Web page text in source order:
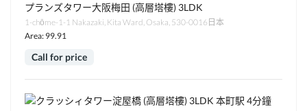
プランズタワー大阪梅田 (高層塔樓) 3LDK
1-chōme-1-1 Nakazaki, Kita Ward, Osaka, 530-0016日本
Area: 99.91
Call for price